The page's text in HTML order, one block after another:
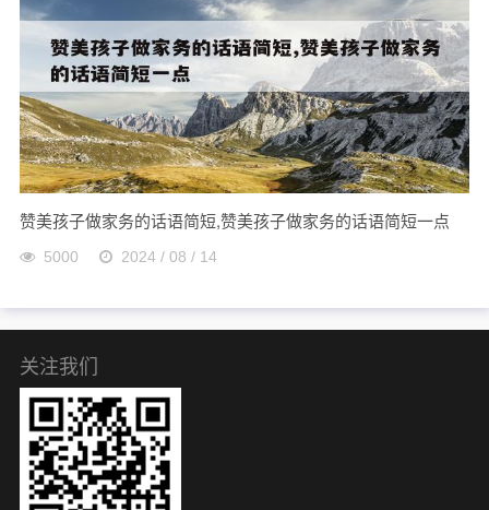
赞美孩子做家务的话语简短,赞美孩子做家务的话语简短一点
5000 2024 / 08 / 14
关注我们